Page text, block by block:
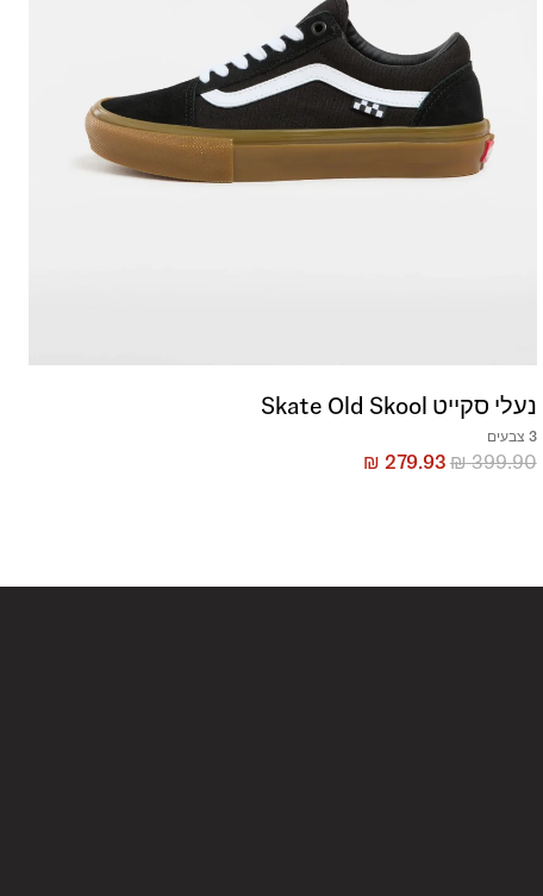
נעלי סקייט Skate Old Skool
3 צבעים
₪399.90
₪ 279.93